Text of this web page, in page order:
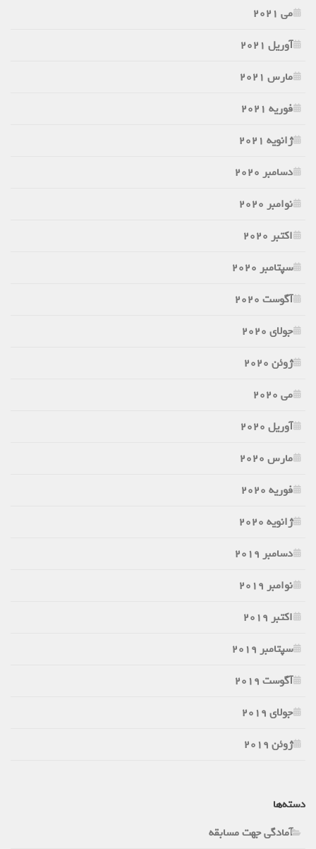
می 2021
آوریل 2021
مارس 2021
فوریه 2021
ژانویه 2021
دسامبر 2020
نوامبر 2020
اکتبر 2020
سپتامبر 2020
آگوست 2020
جولای 2020
ژوئن 2020
می 2020
آوریل 2020
مارس 2020
فوریه 2020
ژانویه 2020
دسامبر 2019
نوامبر 2019
اکتبر 2019
سپتامبر 2019
آگوست 2019
جولای 2019
ژوئن 2019
دسته‌ها
آمادگی جهت مسابقه